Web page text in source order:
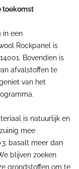
toekomst
in een
Rockpanel is
Bovendien is
afvalstoffen te
van het
is natuurlijk en
mee
basalt meer dan
blijven zoeken
grondstoffen om te